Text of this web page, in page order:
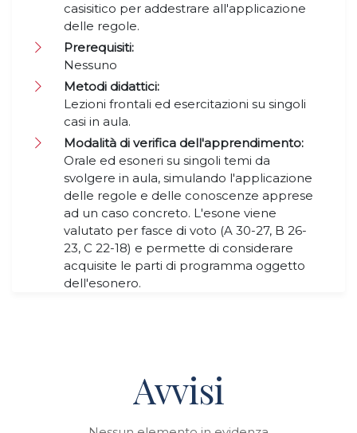
casisitico per addestrare all'applicazione
delle regole.
Prerequisiti:
Nessuno
Metodi didattici:
Lezioni frontali ed esercitazioni su singoli
casi in aula.
Modalità di verifica dell'apprendimento:
Orale ed esoneri su singoli temi da
svolgere in aula, simulando l'applicazione
delle regole e delle conoscenze apprese
ad un caso concreto. L'esone viene
valutato per fasce di voto (A 30-27, B 26-
23, C 22-18) e permette di considerare
acquisite le parti di programma oggetto
dell'esonero.
Avvisi